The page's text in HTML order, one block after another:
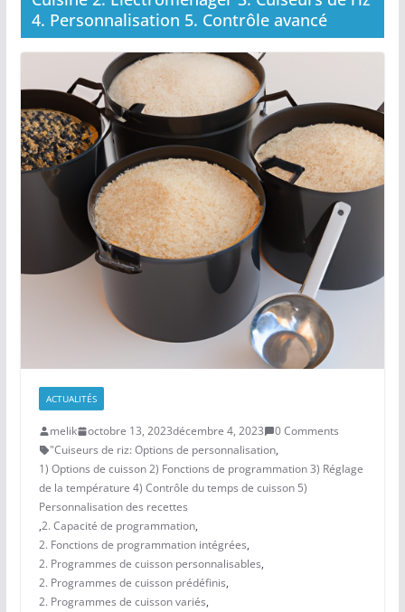
4. Personnalisation 5. Contrôle avancé
ACTUALITÉS
melik octobre 13, 2023décembre 4, 2023
0 Comments
"Cuiseurs de riz: Options de personnalisation,
1) Options de cuisson 2) Fonctions de programmation 3) Réglage
de la température 4) Contrôle du temps de cuisson 5)
Personnalisation des recettes
,2. Capacité de programmation,
2. Fonctions de programmation intégrées,
2. Programmes de cuisson personnalisables,
2. Programmes de cuisson prédéfinis,
2. Programmes de cuisson variés,